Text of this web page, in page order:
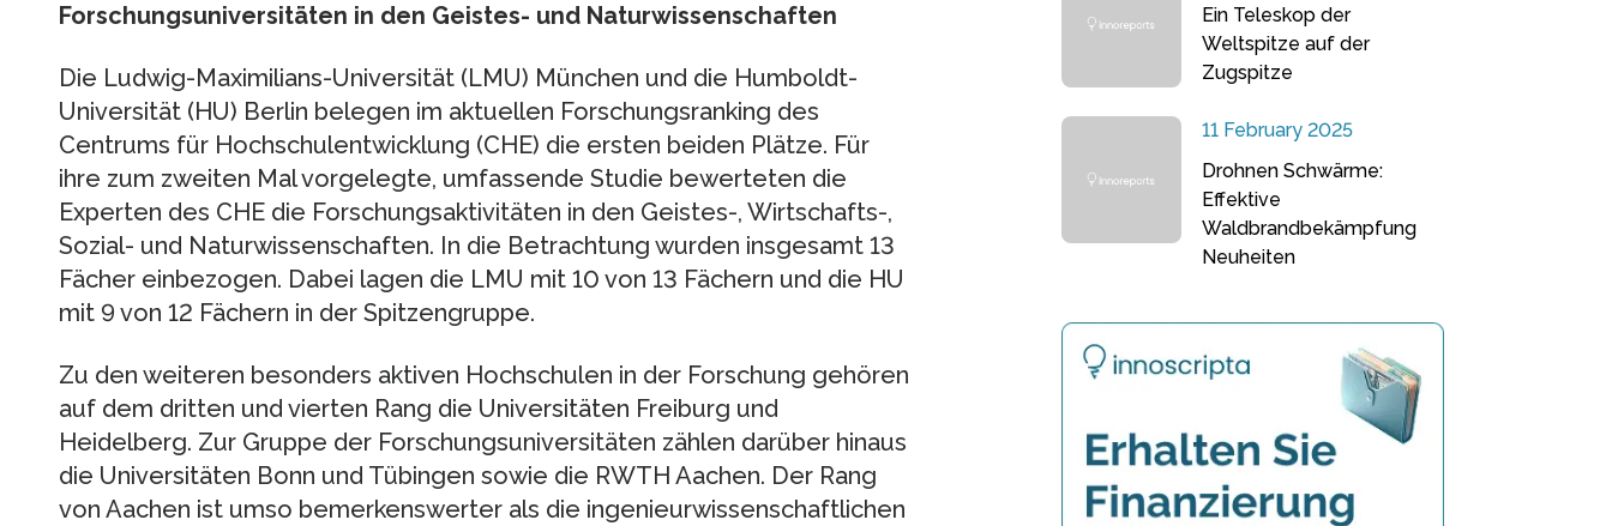
Forschungsuniversitäten in den Geistes- und Naturwissenschaften
Die Ludwig-Maximilians-Universität (LMU) München und die Humboldt-
Universität (HU) Berlin belegen im aktuellen Forschungsranking des
Centrums für Hochschulentwicklung (CHE) die ersten beiden Plätze. Für
ihre zum zweiten Mal vorgelegte, umfassende Studie bewerteten die
Experten des CHE die Forschungsaktivitäten in den Geistes-, Wirtschafts-,
Sozial- und Naturwissenschaften. In die Betrachtung wurden insgesamt 13
Fächer einbezogen. Dabei lagen die LMU mit 10 von 13 Fächern und die HU
mit 9 von 12 Fächern in der Spitzengruppe.
Zu den weiteren besonders aktiven Hochschulen in der Forschung gehören
auf dem dritten und vierten Rang die Universitäten Freiburg und
Heidelberg. Zur Gruppe der Forschungsuniversitäten zählen darüber hinaus
die Universitäten Bonn und Tübingen sowie die RWTH Aachen. Der Rang
von Aachen ist umso bemerkenswerter als die ingenieurwissenschaftlichen
Ein Teleskop der
Weltspitze auf der
Zugspitze
11 February 2025
Drohnen Schwärme:
Effektive
Waldbrandbekämpfung
Neuheiten